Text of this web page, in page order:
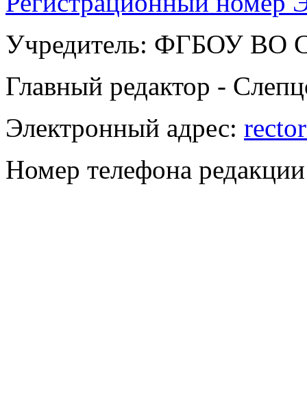
Учредитель: ФГБОУ ВО
Главный редактор -
Электронный адрес:
Номер телефона